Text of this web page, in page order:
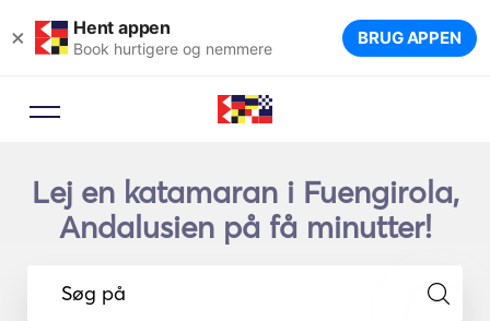
× Hent appen
Book hurtigere og nemmere BRUG APPEN
Lej en katamaran i Fuengirola,
Andalusien på få minutter!
Søg på